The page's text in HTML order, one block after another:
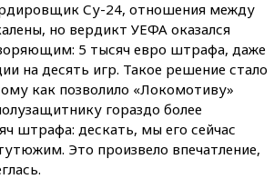
Су-24, отношения между
но вердикт УЕФА оказался
5 тысяч евро штрафа, даже
на десять игр. Такое решение стало
как позволило «Локомотиву»
гораздо более
штрафа: дескать, мы его сейчас
Это произвело впечатление,